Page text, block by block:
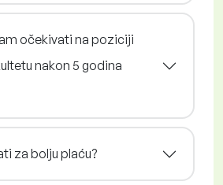
očekivati na poziciji
nakon 5 godina
za bolju plaću?